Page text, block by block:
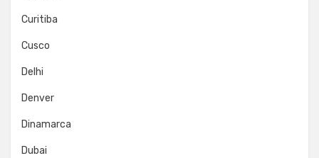
Curitiba
Cusco
Delhi
Denver
Dinamarca
Dubai